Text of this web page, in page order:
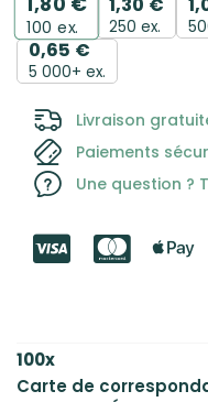
100 ex. 250 ex.
0,65 €
5 000+ ex.
Livraison
Paiements
Une question ?
100x
Carte de